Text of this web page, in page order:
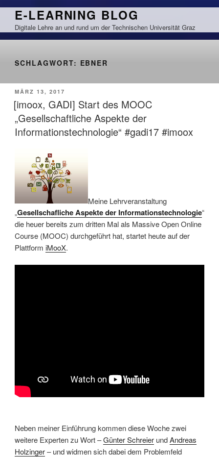
Zum
springen
E-LEARNING BLOG
Digitale Lehre an und rund um der Technischen Universität Graz
SCHLAGWORT: EBNER
VERÖFFENTLICHT
AM
MÄRZ 13, 2017
[imoox, GADI] Start des MOOC
„Gesellschaftliche Aspekte der
Informationstechnologie“ #gadi17 #imoox
Meine Lehrveranstaltung
„Gesellschafliche Aspekte der Informationstechnologie“
die heuer bereits zum dritten Mal als Massive Open Online
Course (MOOC) durchgeführt hat, startet heute auf der
Plattform iMooX.
Neben meiner Einführung kommen diese Woche zwei
weitere Experten zu Wort –Günter Schreier undAndreas
Holzinger– und widmen sich dabei dem Problemfeld